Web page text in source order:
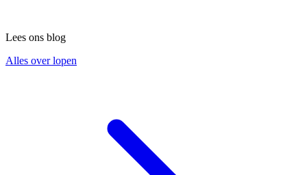
Lees ons blog
Alles over lopen